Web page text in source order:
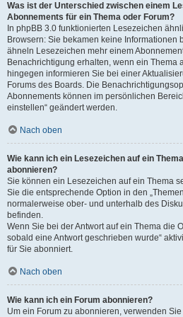
Was ist der Unterschied zwischen einem
Abonnements für ein Thema oder Forum?
In phpBB 3.0 funktionierten Lesezeichen
Browsern: Sie bekamen keine Informationen
ähneln Lesezeichen mehr einem
Benachrichtigung erhalten, wenn ein Thema
hingegen informieren Sie bei einer
Forums des Boards. Die
Abonnements können im persönlichen
einstellen“ geändert werden.
Nach oben
Wie kann ich ein Lesezeichen auf ein
abonnieren?
Sie können ein Lesezeichen auf ein Thema
Sie die entsprechende Option in den
normalerweise ober- und unterhalb des
befinden.
Wenn Sie bei der Antwort auf ein Thema die
sobald eine Antwort geschrieben wurde“
für Sie abonniert.
Nach oben
Wie kann ich ein Forum abonnieren?
Um ein Forum zu abonnieren, verwenden